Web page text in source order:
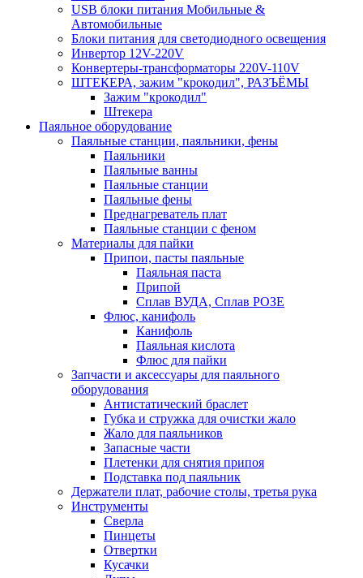
USB блоки питания Мобильные &
Автомобильные
Блоки питания для светодиодного освещения
Инвертор 12V-220V
Конвертеры-трансформаторы 220V-110V
ШТЕКЕРА, зажим "крокодил", РАЗЪЁМЫ
Зажим "крокодил"
Штекера
Паяльное оборудование
Паяльные станции, паяльники, фены
Паяльники
Паяльные ванны
Паяльные станции
Паяльные фены
Преднагреватель плат
Паяльные станции с феном
Материалы для пайки
Припои, пасты паяльные
Паяльная паста
Припой
Сплав ВУДА, Сплав РОЗЕ
Флюс, канифоль
Канифоль
Паяльная кислота
Флюс для пайки
Запчасти и аксессуары для паяльного
оборудования
Антистатический браслет
Губка и стружка для очистки жало
Жало для паяльников
Запасные части
Плетенки для снятия припоя
Подставка под паяльник
Держатели плат, рабочие столы, третья рука
Инструменты
Сверла
Пинцеты
Отвертки
Кусачки